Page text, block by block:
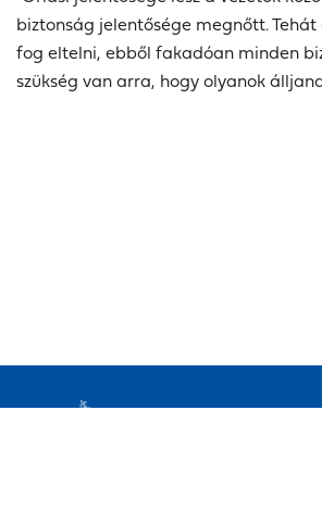
biztonság jelentősége megnőtt.
fog eltelni, ebből fakadóan minden
szükség van arra, hogy olyanok